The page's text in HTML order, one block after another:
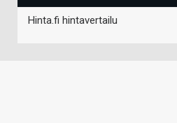
Hinta.fi hintavertailu